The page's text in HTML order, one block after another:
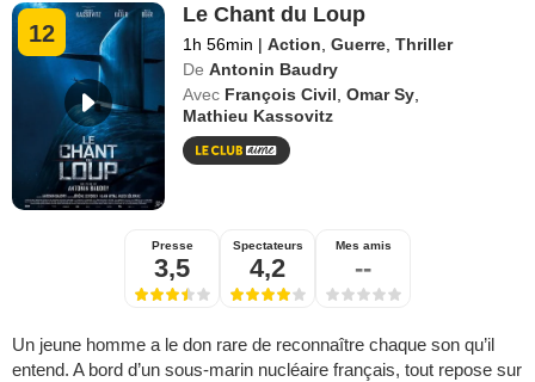
12
Le Chant du Loup
1h 56min | Action ,Guerre ,Thriller
De Antonin Baudry
Avec François Civil ,Omar Sy
Mathieu Kassovitz
Presse
3,5
Spectateurs
4,2
Mes amis
--
Un jeune homme a le don rare de reconnaître chaque son qu’il
entend. A bord d’un sous-marin nucléaire français, tout repose sur